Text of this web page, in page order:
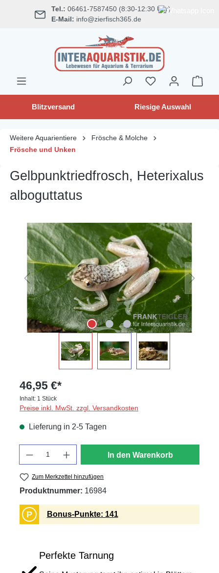
springen Tel.: 06461-7587450 (8:30-12:30 Uhr)
E-Mail: info@zierfisch365.de
Blitzversand Riesige Auswahl
Weitere Aquarientiere
Frösche & Molche
Frösche und Unken
Gelbpunktriedfrosch, Heterixalus
alboguttatus
Bildergalerie überspringen
46,95 €*
Inhalt: 1 Stück
Preise inkl. MwSt. zzgl. Versandkosten
Lieferung in 2-5 Tagen
In den Warenkorb
Zum Merkzettel hinzufügen
Produktnummer: 16984
P Bonus-Punkte: 141
Perfekte Tarnung